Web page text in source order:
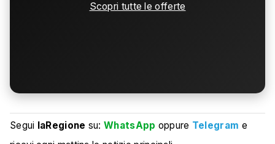
Scopri tutte le offerte
Segui laRegione su:WhatsApp oppure Telegram e